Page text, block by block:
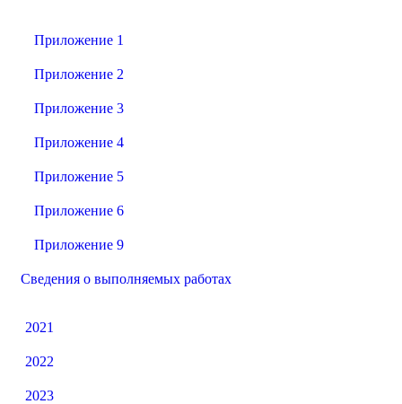
Приложение 1
Приложение 2
Приложение 3
Приложение 4
Приложение 5
Приложение 6
Приложение 9
Сведения о выполняемых работах
2021
2022
2023